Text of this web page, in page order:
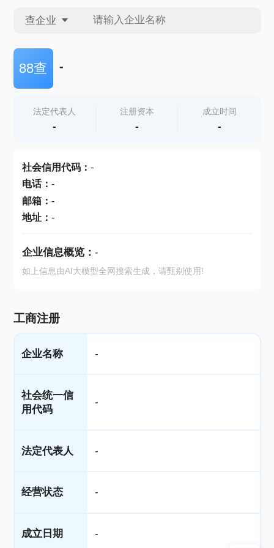
查企业
查企业
查产地
88查 -
法定代表人
-
注册资本
-
成立时间
-
社会信用代码： -
电话： -
邮箱： -
地址： -
企业信息概览： -
如上信息由AI大模型全网搜索生成，请甄别使用!
工商注册
企业名称 -
社会统一信
用代码
-
法定代表人 -
经营状态 -
成立日期 -